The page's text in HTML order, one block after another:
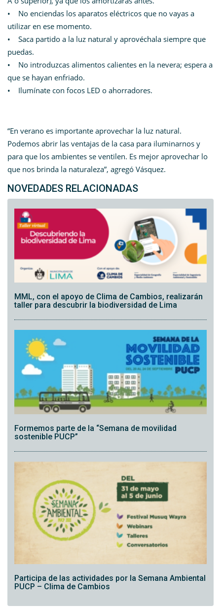
• No enciendas los aparatos eléctricos que no vayas a
utilizar en ese momento.
• Saca partido a la luz natural y aprovéchala siempre que
puedas.
• No introduzcas alimentos calientes en la nevera; espera a
que se hayan enfriado.
• Ilumínate con focos LED o ahorradores.
“En verano es importante aprovechar la luz natural.
Podemos abrir las ventajas de la casa para iluminarnos y
para que los ambientes se ventilen. Es mejor aprovechar lo
que nos brinda la naturaleza”, agregó Vásquez.
NOVEDADES RELACIONADAS
MML, con el apoyo de Clima de Cambios, realizarán
taller para descubrir la biodiversidad de Lima
Formemos parte de la “Semana de movilidad
sostenible PUCP”
Participa de las actividades por la Semana Ambiental
PUCP – Clima de Cambios